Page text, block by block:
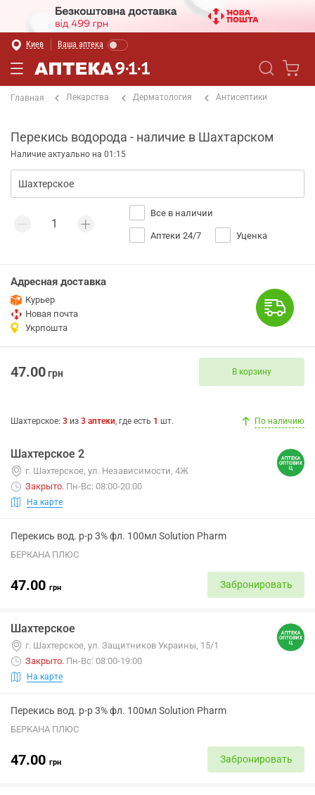
Киев Ваша аптека
Главная Лекарства Дерматология Антисептики
Перекись водорода - наличие в Шахтарском
Наличие актуально на 01:15
Все в наличии
Аптеки 24/7 Уценка
Адресная доставка
Курьер
Новая почта
Укрпошта
47.00грн В корзину
Шахтерское: 3 из 3 аптеки, где есть 1 шт. По наличию
Шахтерское 2
г. Шахтерское, ул. Независимости, 4Ж
Закрыто. Пн-Вс: 08:00-20:00
На карте
Перекись вод. р-р 3% фл. 100мл Solution Pharm
БЕРКАНА ПЛЮС
47.00 грн Забронировать
Шахтерское
г. Шахтерское, ул. Защитников Украины, 15/1
Закрыто. Пн-Вс: 08:00-19:00
На карте
Перекись вод. р-р 3% фл. 100мл Solution Pharm
БЕРКАНА ПЛЮС
47.00 грн Забронировать